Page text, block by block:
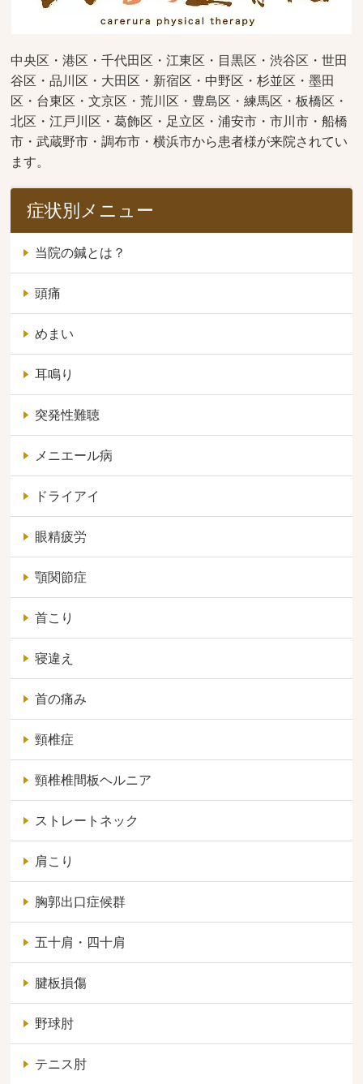
中央区・港区・千代田区・江東区・目黒区・渋谷区・世田
谷区・品川区・大田区・新宿区・中野区・杉並区・墨田
区・台東区・文京区・荒川区・豊島区・練馬区・板橋区・
北区・江戸川区・葛飾区・足立区・浦安市・市川市・船橋
市・武蔵野市・調布市・横浜市から患者様が来院されてい
ます。
症状別メニュー
当院の鍼とは？
頭痛
めまい
耳鳴り
突発性難聴
メニエール病
ドライアイ
眼精疲労
顎関節症
首こり
寝違え
首の痛み
頸椎症
頸椎椎間板ヘルニア
ストレートネック
肩こり
胸郭出口症候群
五十肩・四十肩
腱板損傷
野球肘
テニス肘